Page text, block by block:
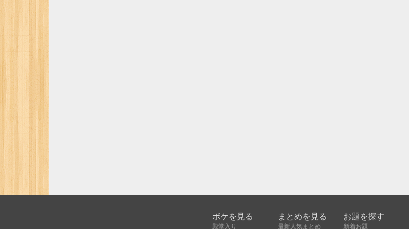
ボケを見る
殿堂入り
まとめを見る
最新人気まとめ
お題を探す
新着お題